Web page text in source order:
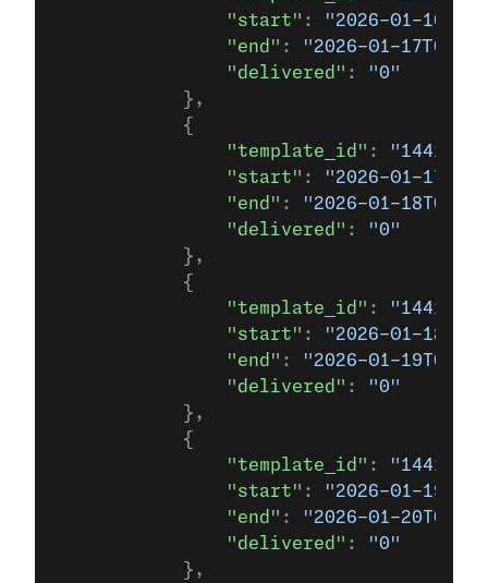
                "start"
:
"2026-01-
                "end"
:
"2026-01-
                "delivered"
:
"0"
            },
            {
                "template_id"
:
                "start"
:
"2026-01-
                "end"
:
"2026-01-
                "delivered"
:
"0"
            },
            {
                "template_id"
:
                "start"
:
"2026-01-
                "end"
:
"2026-01-
                "delivered"
:
"0"
            },
            {
                "template_id"
:
                "start"
:
"2026-01-
                "end"
:
"2026-01-
                "delivered"
:
"0"
            },